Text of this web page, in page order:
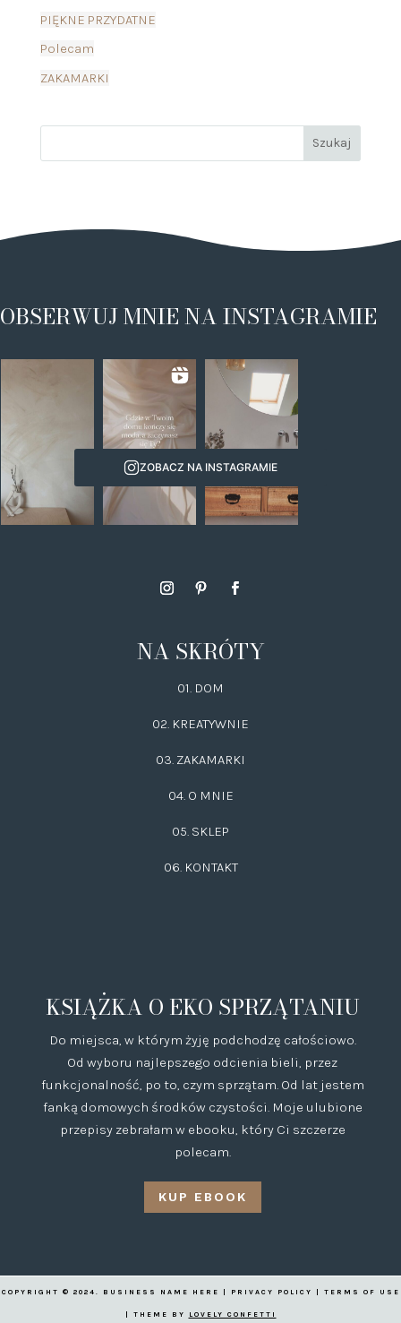
PIĘKNE PRZYDATNE
Polecam
ZAKAMARKI
OBSERWUJ MNIE NA INSTAGRAMIE
ZOBACZ NA INSTAGRAMIE
NA SKRÓTY
01. DOM
02. KREATYWNIE
03. ZAKAMARKI
04. O MNIE
05. SKLEP
06. KONTAKT
KSIĄŻKA O EKO SPRZĄTANIU
Do miejsca, w którym żyję podchodzę całościowo.
Od wyboru najlepszego odcienia bieli, przez
funkcjonalność, po to, czym sprzątam. Od lat jestem
fanką domowych środków czystości. Moje ulubione
przepisy zebrałam w ebooku, który Ci szczerze
polecam.
KUP EBOOK
COPYRIGHT © 2024. BUSINESS NAME HERE | PRIVACY POLICY | TERMS OF USE
| THEME BY LOVELY CONFETTI